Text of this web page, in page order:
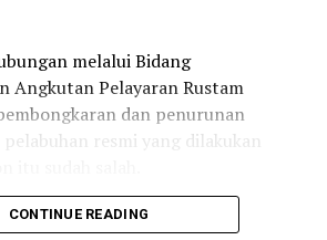
melalui Bidang
Angkutan Pelayaran Rustam
dan penurunan
resmi yang dilakukan
melanggar kenapa dia tiba-tiba
CONTINUE READING